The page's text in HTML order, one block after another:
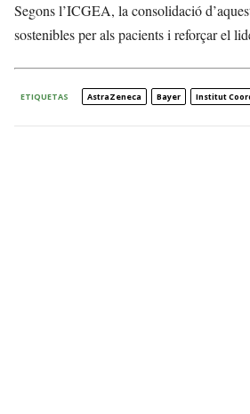
Segons l’ICGEA, la consolidació
sostenibles per als pacients i reforçar el
ETIQUETAS AstraZeneca Bayer Institut